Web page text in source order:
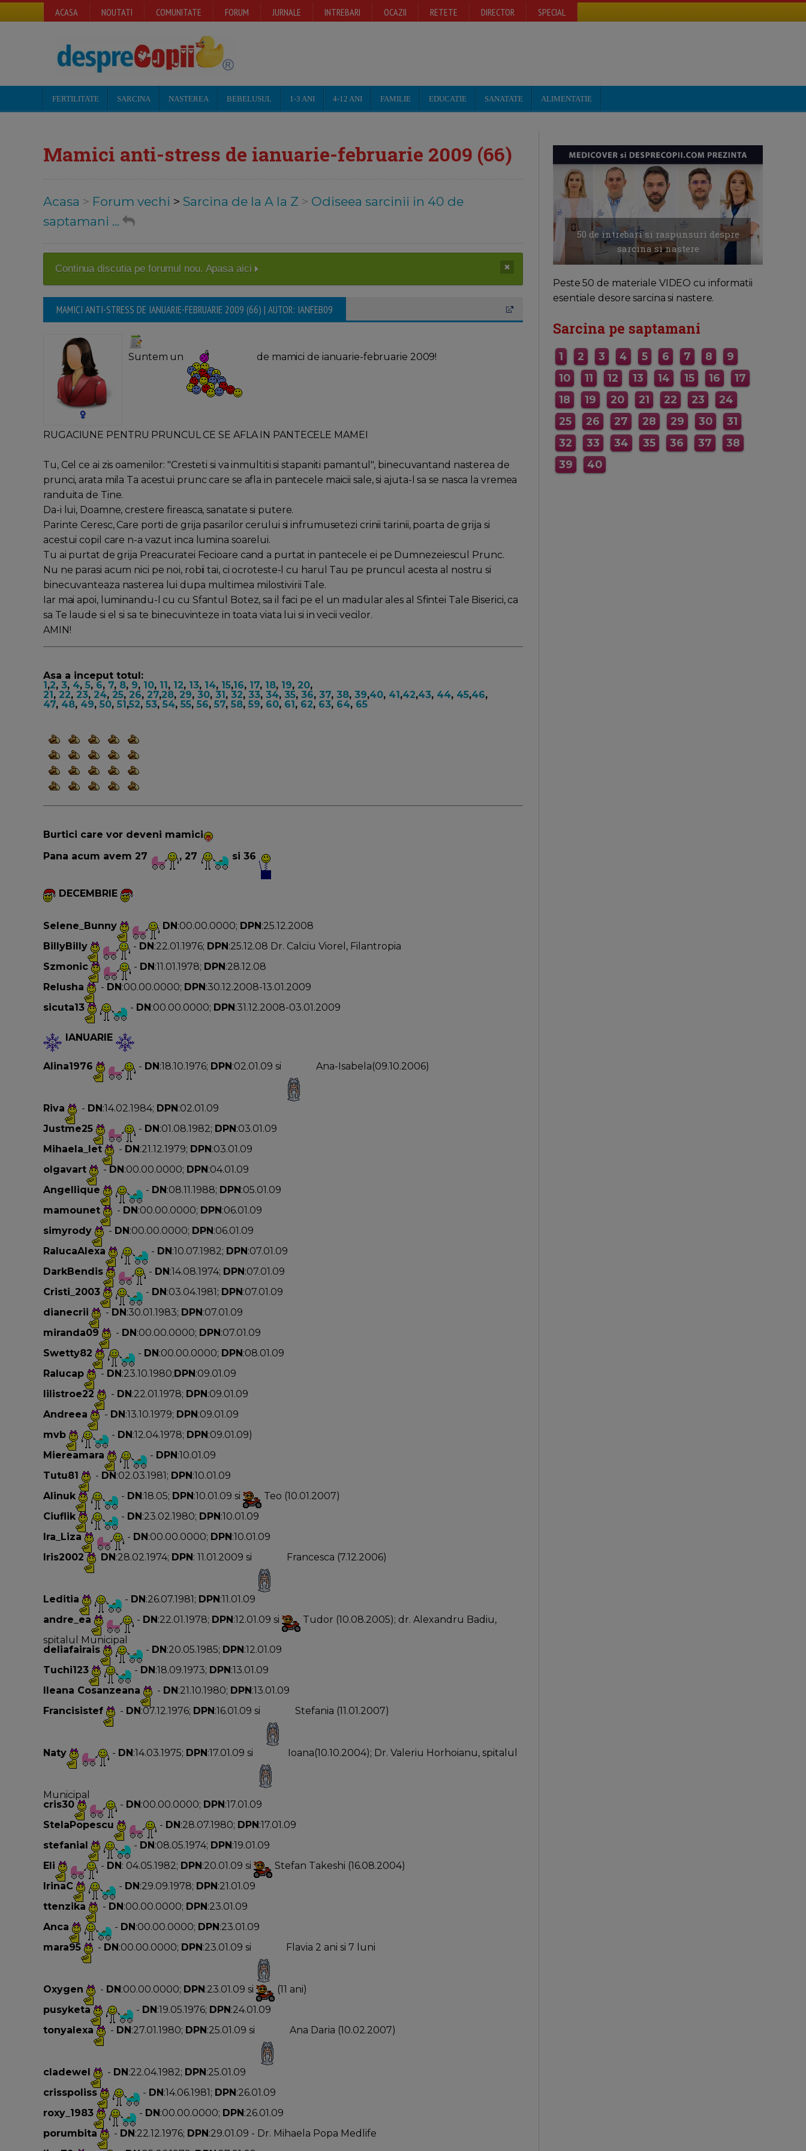
ACASA NOUTATI COMUNITATE FORUM JURNALE INTREBARI OCAZII RETETE DIRECTOR SPECIAL
FERTILITATE SARCINA NASTEREA BEBELUSUL 1-3 ANI 4-12 ANI FAMILIE EDUCATIE SANATATE ALIMENTATIE
Mamici anti-stress de ianuarie-februarie 2009 (66)
Acasa > Forum vechi > Sarcina de la A la Z > Odiseea sarcinii in 40 de
saptamani ...
Continua discutia pe forumul nou. Apasa aici
MAMICI ANTI-STRESS DE IANUARIE-FEBRUARIE 2009 (66) | AUTOR: IANFEB09
Suntem un de mamici de ianuarie-februarie 2009!
RUGACIUNE PENTRU PRUNCUL CE SE AFLA IN PANTECELE MAMEI
Tu, Cel ce ai zis oamenilor: "Cresteti si va inmultiti si stapaniti pamantul", binecuvantand nasterea de
prunci, arata mila Ta acestui prunc care se afla in pantecele maicii sale, si ajuta-l sa se nasca la vremea
randuita de Tine.
Da-i lui, Doamne, crestere fireasca, sanatate si putere.
Parinte Ceresc, Care porti de grija pasarilor cerului si infrumusetezi crinii tarinii, poarta de grija si
acestui copil care n-a vazut inca lumina soarelui.
Tu ai purtat de grija Preacuratei Fecioare cand a purtat in pantecele ei pe Dumnezeiescul Prunc.
Nu ne parasi acum nici pe noi, robii tai, ci ocroteste-l cu harul Tau pe pruncul acesta al nostru si
binecuvanteaza nasterea lui dupa multimea milostivirii Tale.
Iar mai apoi, luminandu-l cu cu Sfantul Botez, sa il faci pe el un madular ales al Sfintei Tale Biserici, ca
sa Te laude si el si sa te binecuvinteze in toata viata lui si in vecii vecilor.
AMIN!
Asa a inceput totul:
1,2, 3, 4, 5, 6, 7, 8, 9, 10, 11, 12, 13, 14, 15,16, 17, 18, 19, 20,
21, 22, 23, 24, 25, 26, 27,28, 29, 30, 31, 32, 33, 34, 35, 36, 37, 38, 39,40, 41,42,43, 44, 45,46,
47, 48, 49, 50, 51,52, 53, 54, 55, 56, 57, 58, 59, 60, 61, 62, 63, 64, 65
Burtici care vor deveni mamici
Pana acum avem 27
, 27 si 36
DECEMBRIE
Selene_Bunny DN:00.00.0000; DPN:25.12.2008
BillyBilly
- DN:22.01.1976; DPN:25.12.08 Dr. Calciu Viorel, Filantropia
Szmonic
- DN:11.01.1978; DPN:28.12.08
Relusha
- DN:00.00.0000; DPN:30.12.2008-13.01.2009
sicuta13
- DN:00.00.0000; DPN:31.12.2008-03.01.2009
IANUARIE
Alina1976 - DN:18.10.1976; DPN:02.01.09 si Ana-Isabela(09.10.2006)
Riva - DN:14.02.1984; DPN:02.01.09
Justme25
- DN:01.08.1982; DPN:03.01.09
Mihaela_let
- DN:21.12.1979; DPN:03.01.09
olgavart
- DN:00.00.0000; DPN:04.01.09
Angellique
- DN:08.11.1988; DPN:05.01.09
mamounet
- DN:00.00.0000; DPN:06.01.09
simyrody
- DN:00.00.0000; DPN:06.01.09
RalucaAlexa
- DN:10.07.1982; DPN:07.01.09
DarkBendis
- DN:14.08.1974; DPN:07.01.09
Cristi_2003
- DN:03.04.1981; DPN:07.01.09
dianecrii
- DN:30.01.1983; DPN:07.01.09
miranda09
- DN:00.00.0000; DPN:07.01.09
Swetty82
- DN:00.00.0000; DPN:08.01.09
Ralucap
- DN:23.10.1980;DPN:09.01.09
lilistroe22
- DN:22.01.1978; DPN:09.01.09
Andreea
- DN:13.10.1979; DPN:09.01.09
mvb
- DN:12.04.1978; DPN:09.01.09)
Miereamara
- DPN:10.01.09
Tutu81
- DN:02.03.1981; DPN:10.01.09
Alinuk
- DN:18.05; DPN:10.01.09 si
Teo (10.01.2007)
Ciuflik
- DN:23.02.1980; DPN:10.01.09
Ira_Liza
- DN:00.00.0000; DPN:10.01.09
Iris2002
DN:28.02.1974; DPN: 11.01.2009 si Francesca (7.12.2006)
Leditia - DN:26.07.1981; DPN:11.01.09
andre_ea
- DN:22.01.1978; DPN:12.01.09 si
Tudor (10.08.2005); dr. Alexandru Badiu,
spitalul Municipal
deliafairais
- DN:20.05.1985; DPN:12.01.09
Tuchi123
- DN:18.09.1973; DPN:13.01.09
Ileana Cosanzeana
- DN:21.10.1980; DPN:13.01.09
Francisistef
- DN:07.12.1976; DPN:16.01.09 si Stefania (11.01.2007)
Naty - DN:14.03.1975; DPN:17.01.09 si Ioana(10.10.2004); Dr. Valeriu Horhoianu, spitalul
Municipal
cris30
- DN:00.00.0000; DPN:17.01.09
StelaPopescu
- DN:28.07.1980; DPN:17.01.09
stefanial
- DN:08.05.1974; DPN:19.01.09
Eli
- DN: 04.05.1982; DPN:20.01.09 si
Stefan Takeshi (16.08.2004)
IrinaC
- DN:29.09.1978; DPN:21.01.09
ttenzika
- DN:00.00.0000; DPN:23.01.09
Anca
- DN:00.00.0000; DPN:23.01.09
mara95
- DN:00.00.0000; DPN:23.01.09 si Flavia 2 ani si 7 luni
Oxygen - DN:00.00.0000; DPN:23.01.09 si
(11 ani)
pusyketa
- DN:19.05.1976; DPN:24.01.09
tonyalexa
- DN:27.01.1980; DPN:25.01.09 si Ana Daria (10.02.2007)
cladewel - DN:22.04.1982; DPN:25.01.09
crisspoliss
- DN:14.06.1981; DPN:26.01.09
roxy_1983
- DN:00.00.0000; DPN:26.01.09
porumbita
- DN:22.12.1976; DPN:29.01.09 - Dr. Mihaela Popa Medlife
50 de intrebari si raspunsuri despre
sarcina si nastere
Peste 50 de materiale VIDEO cu informatii
esentiale desore sarcina si nastere.
Sarcina pe saptamani
1 2 3 4 5 6 7 8
9
10
11 12 13 14 15 16
17
18
19 20 21 22 23
24
25
26 27 28 29 30
31
32
33 34 35 36 37
38
39
40